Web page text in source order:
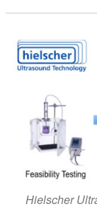
Hielscher